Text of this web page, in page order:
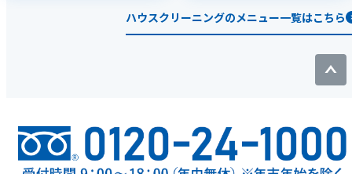
ハウスクリーニングのメニュー一覧はこちら